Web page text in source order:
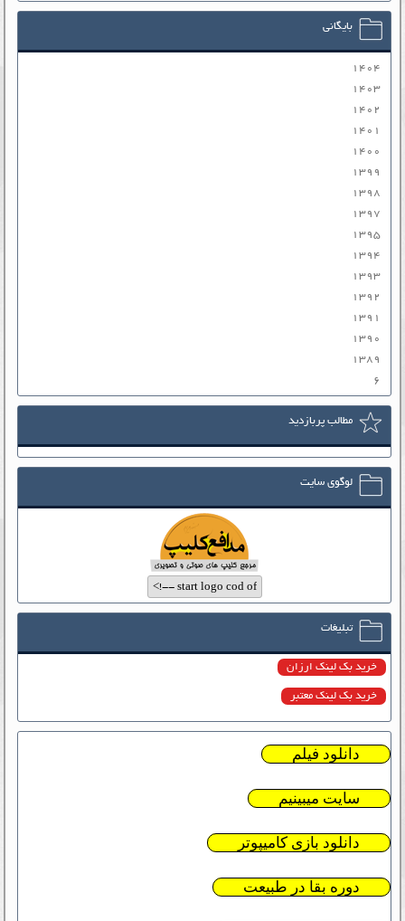
بایگانی
۱۴۰۴
۱۴۰۳
۱۴۰۲
۱۴۰۱
۱۴۰۰
۱۳۹۹
۱۳۹۸
۱۳۹۷
۱۳۹۵
۱۳۹۴
۱۳۹۳
۱۳۹۲
۱۳۹۱
۱۳۹۰
۱۳۸۹
۶
مطالب پربازدید
لوگوی سایت
تبلیغات
خرید بک لینک ارزان
خرید بک لینک معتبر
دانلود فیلم
سایت میبینیم
دانلود بازی کامیپوتر
دوره بقا در طبیعت